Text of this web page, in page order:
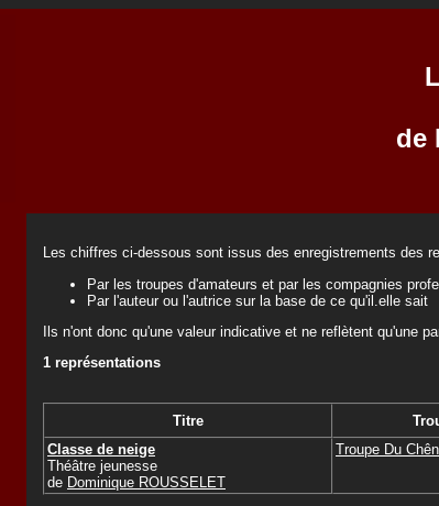
de
Les chiffres ci-dessous sont issus des enregistrements des
Par les troupes d'amateurs et par les compagnies
Par l'auteur ou l'autrice sur la base de ce qu'il.elle sait
Ils n'ont donc qu'une valeur indicative et ne reflètent qu'une
1 représentations
Titre
Classe de neige
Théâtre jeunesse
de Dominique ROUSSELET
Troupe Du